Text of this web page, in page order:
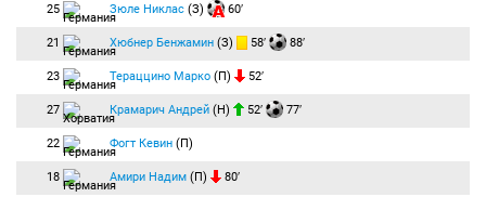
25 Зюле Никлас (З) 60′
21 Хюбнер Бенжамин (З) 58′ 88′
23 Тераццино Марко (П) 52′
27 Крамарич Андрей (Н) 52′ 77′
22 Фогт Кевин (П)
18 Амири Надим (П) 80′